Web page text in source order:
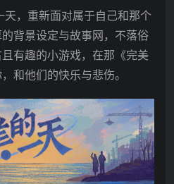
，重新面对属于自己和那个
背景设定与故事网，不落俗
有趣的小游戏，在那《完美
和他们的快乐与悲伤。